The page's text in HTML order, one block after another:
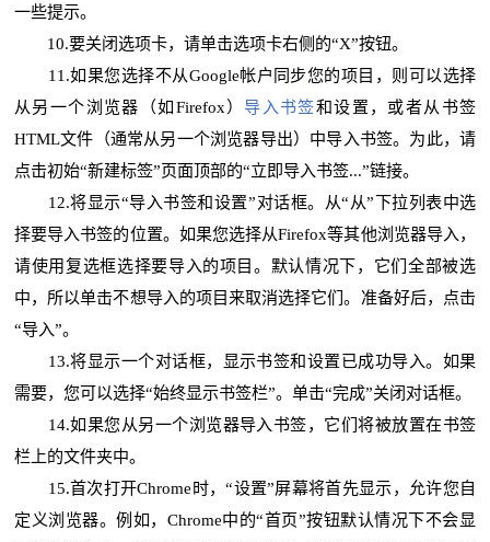
一些提示。
10.要关闭选项卡，请单击选项卡右侧的“X”按钮。
11.如果您选择不从Google帐户同步您的项目，则可以选择
从另一个浏览器（如Firefox） 导入书签和设置，或者从书签
HTML文件（通常从另一个浏览器导出）中导入书签。为此，请
点击初始“新建标签”页面顶部的“立即导入书签...”链接。
12.将显示“导入书签和设置”对话框。从“从”下拉列表中选
择要导入书签的位置。如果您选择从Firefox等其他浏览器导入，
请使用复选框选择要导入的项目。默认情况下，它们全部被选
中，所以单击不想导入的项目来取消选择它们。准备好后，点击
“导入”。
13.将显示一个对话框，显示书签和设置已成功导入。如果
需要，您可以选择“始终显示书签栏”。单击“完成”关闭对话框。
14.如果您从另一个浏览器导入书签，它们将被放置在书签
栏上的文件夹中。
15.首次打开Chrome时，“设置”屏幕将首先显示，允许您自
定义浏览器。例如，Chrome中的“首页”按钮默认情况下不会显